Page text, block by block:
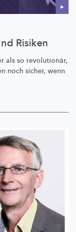
Risiken
als so revolutionär,
noch sicher, wenn